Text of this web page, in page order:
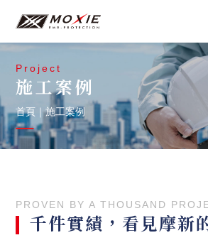
Project
施工案例
首頁 ｜施工案例
PROVEN BY A THOUSAND
千件實績，看見摩新